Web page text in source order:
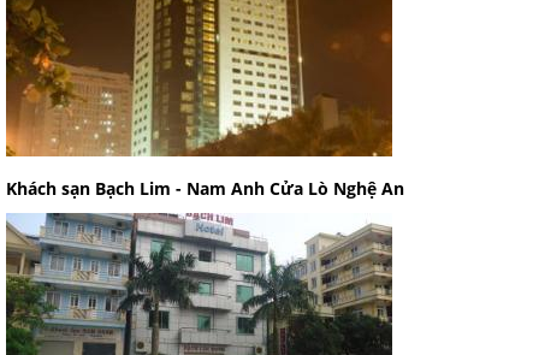
Khách sạn Bạch Lim - Nam Anh Cửa Lò Nghệ An